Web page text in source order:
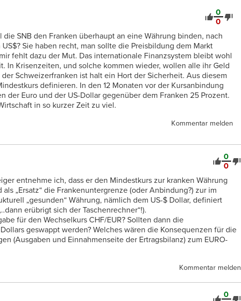
0
0
die SNB den Franken überhaupt an eine Währung binden, nach
Sie haben recht, man sollte die Preisbildung dem Markt
fehlt dazu der Mut. Das internationale Finanzsystem bleibt wohl
In Krisenzeiten, und solche kommen wieder, wollen alle ihr Geld
Schweizerfranken ist halt ein Hort der Sicherheit. Aus diesem
definieren. In den 12 Monaten vor der Kursanbindung
der Euro und der US-Dollar gegenüber dem Franken 25 Prozent.
in so kurzer Zeit zu viel.
Kommentar melden
0
0
entnehme ich, dass er den Mindestkurs zur kranken Währung
„Ersatz“ die Frankenuntergrenze (oder Anbindung?) zur im
„gesunden“ Währung, nämlich dem US-$ Dollar, definiert
erübrigt sich der Taschenrechner“!).
für den Wechselkurs CHF/EUR? Sollten dann die
Dollars geswappt werden? Welches wären die Konsequenzen für die
(Ausgaben und Einnahmenseite der Ertragsbilanz) zum EURO-
Kommentar melden
0